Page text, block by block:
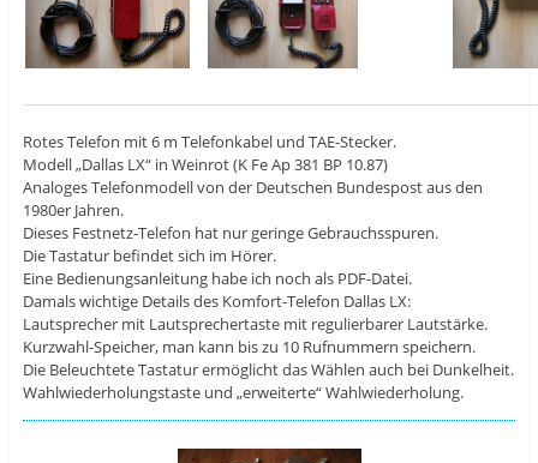
Rotes Telefon mit 6 m Telefonkabel und TAE-Stecker.
Modell „Dallas LX“ in Weinrot (K Fe Ap 381 BP 10.87)
Analoges Telefonmodell von der Deutschen Bundespost aus den
1980er Jahren.
Dieses Festnetz-Telefon hat nur geringe Gebrauchsspuren.
Die Tastatur befindet sich im Hörer.
Eine Bedienungsanleitung habe ich noch als PDF-Datei.
Damals wichtige Details des Komfort-Telefon Dallas LX:
Lautsprecher mit Lautsprechertaste mit regulierbarer Lautstärke.
Kurzwahl-Speicher, man kann bis zu 10 Rufnummern speichern.
Die Beleuchtete Tastatur ermöglicht das Wählen auch bei Dunkelheit.
Wahlwiederholungstaste und „erweiterte“ Wahlwiederholung.